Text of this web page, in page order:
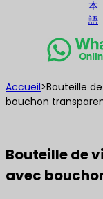
本
語
Accueil>Bouteille
bouchon
Bouteille de
avec